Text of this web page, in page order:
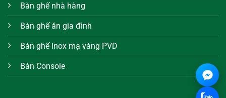
Bàn ghế nhà hàng
Bàn ghế ăn gia đình
Bàn ghế inox mạ vàng PVD
Bàn Console